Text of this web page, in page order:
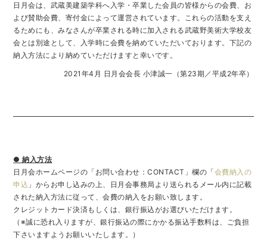
⽇⽉会は、武蔵美建築学科へ⼊学・卒業した会員の皆様からの会費、お
よび賛助会費、寄付⾦によって運営されています。これらの活動を⽀え
るためにも、みなさんが卒業される時に加⼊される武蔵野美術⼤学校友
会とは別途として、⼊学時に会費を納めていただいております。下記の
納入⽅法により納めていただけますと幸いです。
2021年4⽉ ⽇⽉会会⻑ ⼩津誠⼀（第23期／平成2年卒）
● 納入⽅法
⽇⽉会ホームページの「お問い合わせ：CONTACT」欄の「会費納⼊の
申込 」からお申し込みの上、日月会事務局より送られるメール内に記載
された納入方法に従って、会費の納入をお願い致します。
クレジットカード決済もしくは、銀行振込がお選びいただけます。
（※誠に恐れ入りますが、銀行振込の際にかかる振込手数料は、ご負担
下さいますようお願いいたします。）